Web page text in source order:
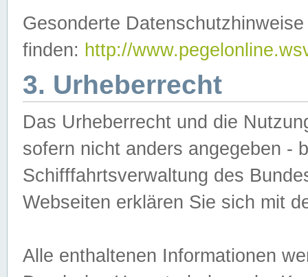
Gesonderte
finden: http://
3. Urheberrecht
Das Urheberrecht und die
sofern nicht anders angegeben -
Schifffahrtsverwaltung des
Webseiten erklären Sie sich mit
Alle enthaltenen Informationen